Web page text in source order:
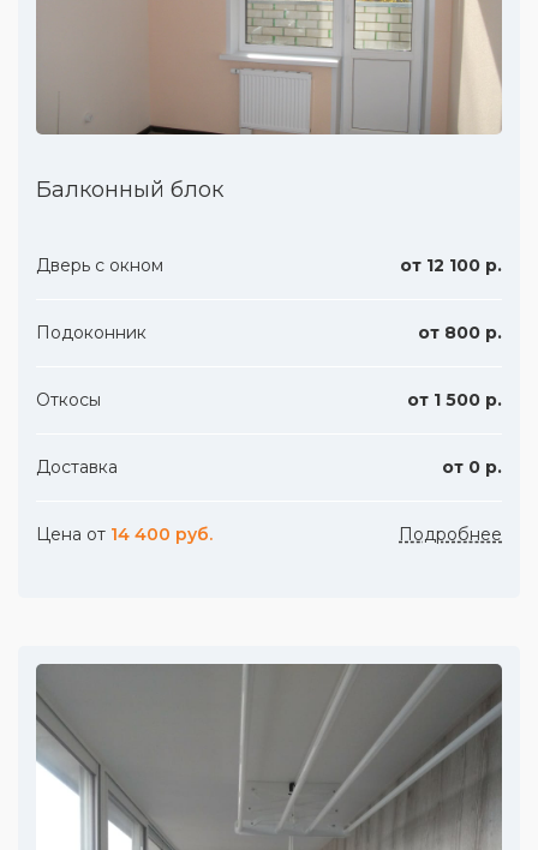
Балконный блок
Дверь с окном от 12 100 р.
Подоконник от 800 р.
Откосы от 1 500 р.
Доставка от 0 р.
Цена от 14 400 руб. Подробнее